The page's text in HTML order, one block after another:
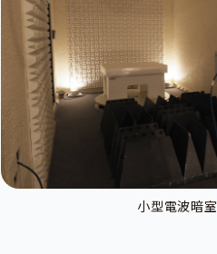
小型電波暗室